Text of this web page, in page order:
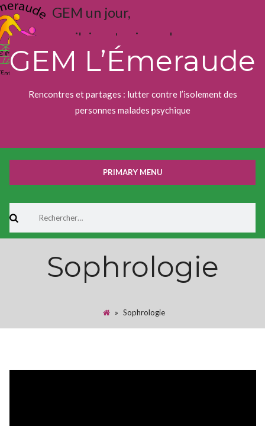
Skip
to
content
GEM L’Émeraude
Rencontres et partages : lutter contre l’isolement des
personnes malades psychique
GEM un jour,
j'aime toujours !
PRIMARY MENU
Sophrologie
» Sophrologie